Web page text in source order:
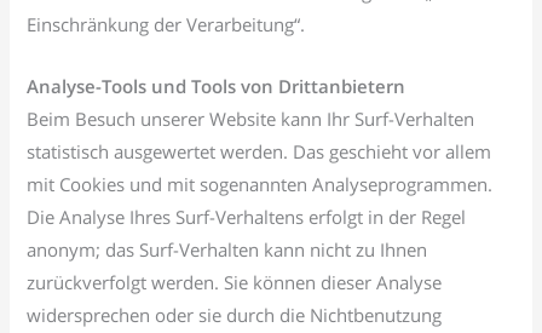
Einschränkung der Verarbeitung“.
Analyse-Tools und Tools von Drittanbietern
Beim Besuch unserer Website kann Ihr Surf-Verhalten
statistisch ausgewertet werden. Das geschieht vor allem
mit Cookies und mit sogenannten Analyseprogrammen.
Die Analyse Ihres Surf-Verhaltens erfolgt in der Regel
anonym; das Surf-Verhalten kann nicht zu Ihnen
zurückverfolgt werden. Sie können dieser Analyse
widersprechen oder sie durch die Nichtbenutzung